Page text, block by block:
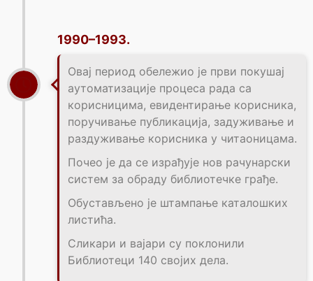
1990–1993.
Овај период обележио је први покушај
аутоматизације процеса рада са
корисницима, евидентирање корисника,
поручивање публикација, задуживање и
раздуживање корисника у читаоницама.
Почео је да се израђује нов рачунарски
систем за обраду библиотечке грађе.
Обустављено је штампање каталошких
листића.
Сликари и вајари су поклонили
Библиотеци 140 својих дела.